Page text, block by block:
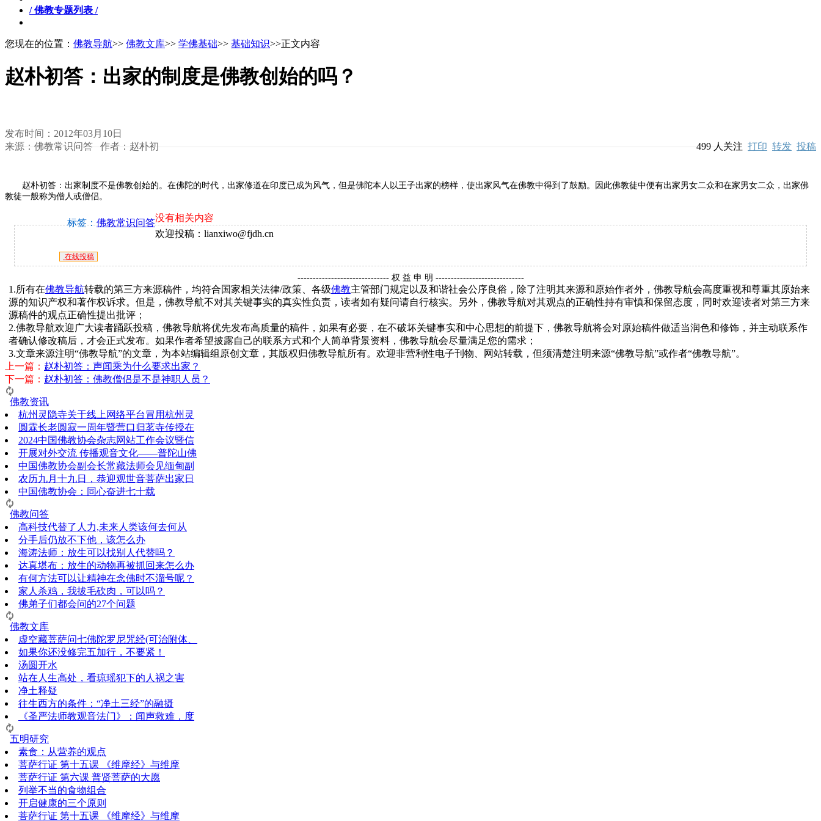
/ 佛教专题列表 /
您现在的位置： 佛教导航>> 佛教文库>> 学佛基础>> 基础知识>>正文内容
赵朴初答：出家的制度是佛教创始的吗？
发布时间：2012年03月10日
来源：佛教常识问答 作者：赵朴初
499人关注 打印 转发 投稿
赵朴初答：出家制度不是佛教创始的。在佛陀的时代，出家修道在印度已成为风气，但是佛陀本人以王子出家的榜样，使出家风气在佛教中得到了鼓励。因此佛教徒中便有出家男女二众和在家男女二众，出家佛
教徒一般称为僧人或僧侣。
标签：佛教常识问答没有相关内容
欢迎投稿：lianxiwo@fjdh.cn
在线投稿
------------------------------ 权 益 申 明 -----------------------------
1.所有在佛教导航转载的第三方来源稿件，均符合国家相关法律/政策、各级佛教主管部门规定以及和谐社会公序良俗，除了注明其来源和原始作者外，佛教导航会高度重视和尊重其原始来
源的知识产权和著作权诉求。但是，佛教导航不对其关键事实的真实性负责，读者如有疑问请自行核实。另外，佛教导航对其观点的正确性持有审慎和保留态度，同时欢迎读者对第三方来
源稿件的观点正确性提出批评；
2.佛教导航欢迎广大读者踊跃投稿，佛教导航将优先发布高质量的稿件，如果有必要，在不破坏关键事实和中心思想的前提下，佛教导航将会对原始稿件做适当润色和修饰，并主动联系作
者确认修改稿后，才会正式发布。如果作者希望披露自己的联系方式和个人简单背景资料，佛教导航会尽量满足您的需求；
3.文章来源注明“佛教导航”的文章，为本站编辑组原创文章，其版权归佛教导航所有。欢迎非营利性电子刊物、网站转载，但须清楚注明来源“佛教导航”或作者“佛教导航”。
上一篇： 赵朴初答：声闻乘为什么要求出家？
下一篇： 赵朴初答：佛教僧侣是不是神职人员？
佛教资讯
杭州灵隐寺关于线上网络平台冒用杭州灵
圆霖长老圆寂一周年暨营口归茗寺传授在
2024中国佛教协会杂志网站工作会议暨信
开展对外交流 传播观音文化——普陀山佛
中国佛教协会副会长常藏法师会见缅甸副
农历九月十九日，恭迎观世音菩萨出家日
中国佛教协会：同心奋进七十载
佛教问答
高科技代替了人力,未来人类该何去何从
分手后仍放不下他，该怎么办
海涛法师：放生可以找别人代替吗？
达真堪布：放生的动物再被抓回来怎么办
有何方法可以让精神在念佛时不溜号呢？
家人杀鸡，我拔毛砍肉，可以吗？
佛弟子们都会问的27个问题
佛教文库
虚空藏菩萨问七佛陀罗尼咒经(可治附体、
如果你还没修完五加行，不要紧！
汤圆开水
站在人生高处，看琼瑶犯下的人祸之害
净土释疑
往生西方的条件：“净土三经”的融摄
《圣严法师教观音法门》：闻声救难，度
五明研究
素食：从营养的观点
菩萨行证 第十五课 《维摩经》与维摩
菩萨行证 第六课 普贤菩萨的大愿
列举不当的食物组合
开启健康的三个原则
菩萨行证 第十五课 《维摩经》与维摩